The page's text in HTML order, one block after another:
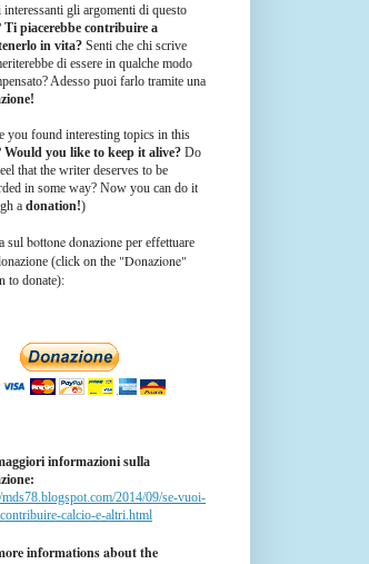
gli argomenti di questo
Ti piacerebbe contribuire a
in vita? Senti che chi scrive
di essere in qualche modo
Adesso puoi farlo tramite una
you found interesting topics in this
Would you like to keep it alive? Do
that the writer deserves to be
in some way? Now you can do it
a donation!)
sul bottone donazione per effettuare
(click on the "Donazione"
to donate):
informazioni sulla
2014/09/se-vuoi-
calcio-e-altri.html
informations about the